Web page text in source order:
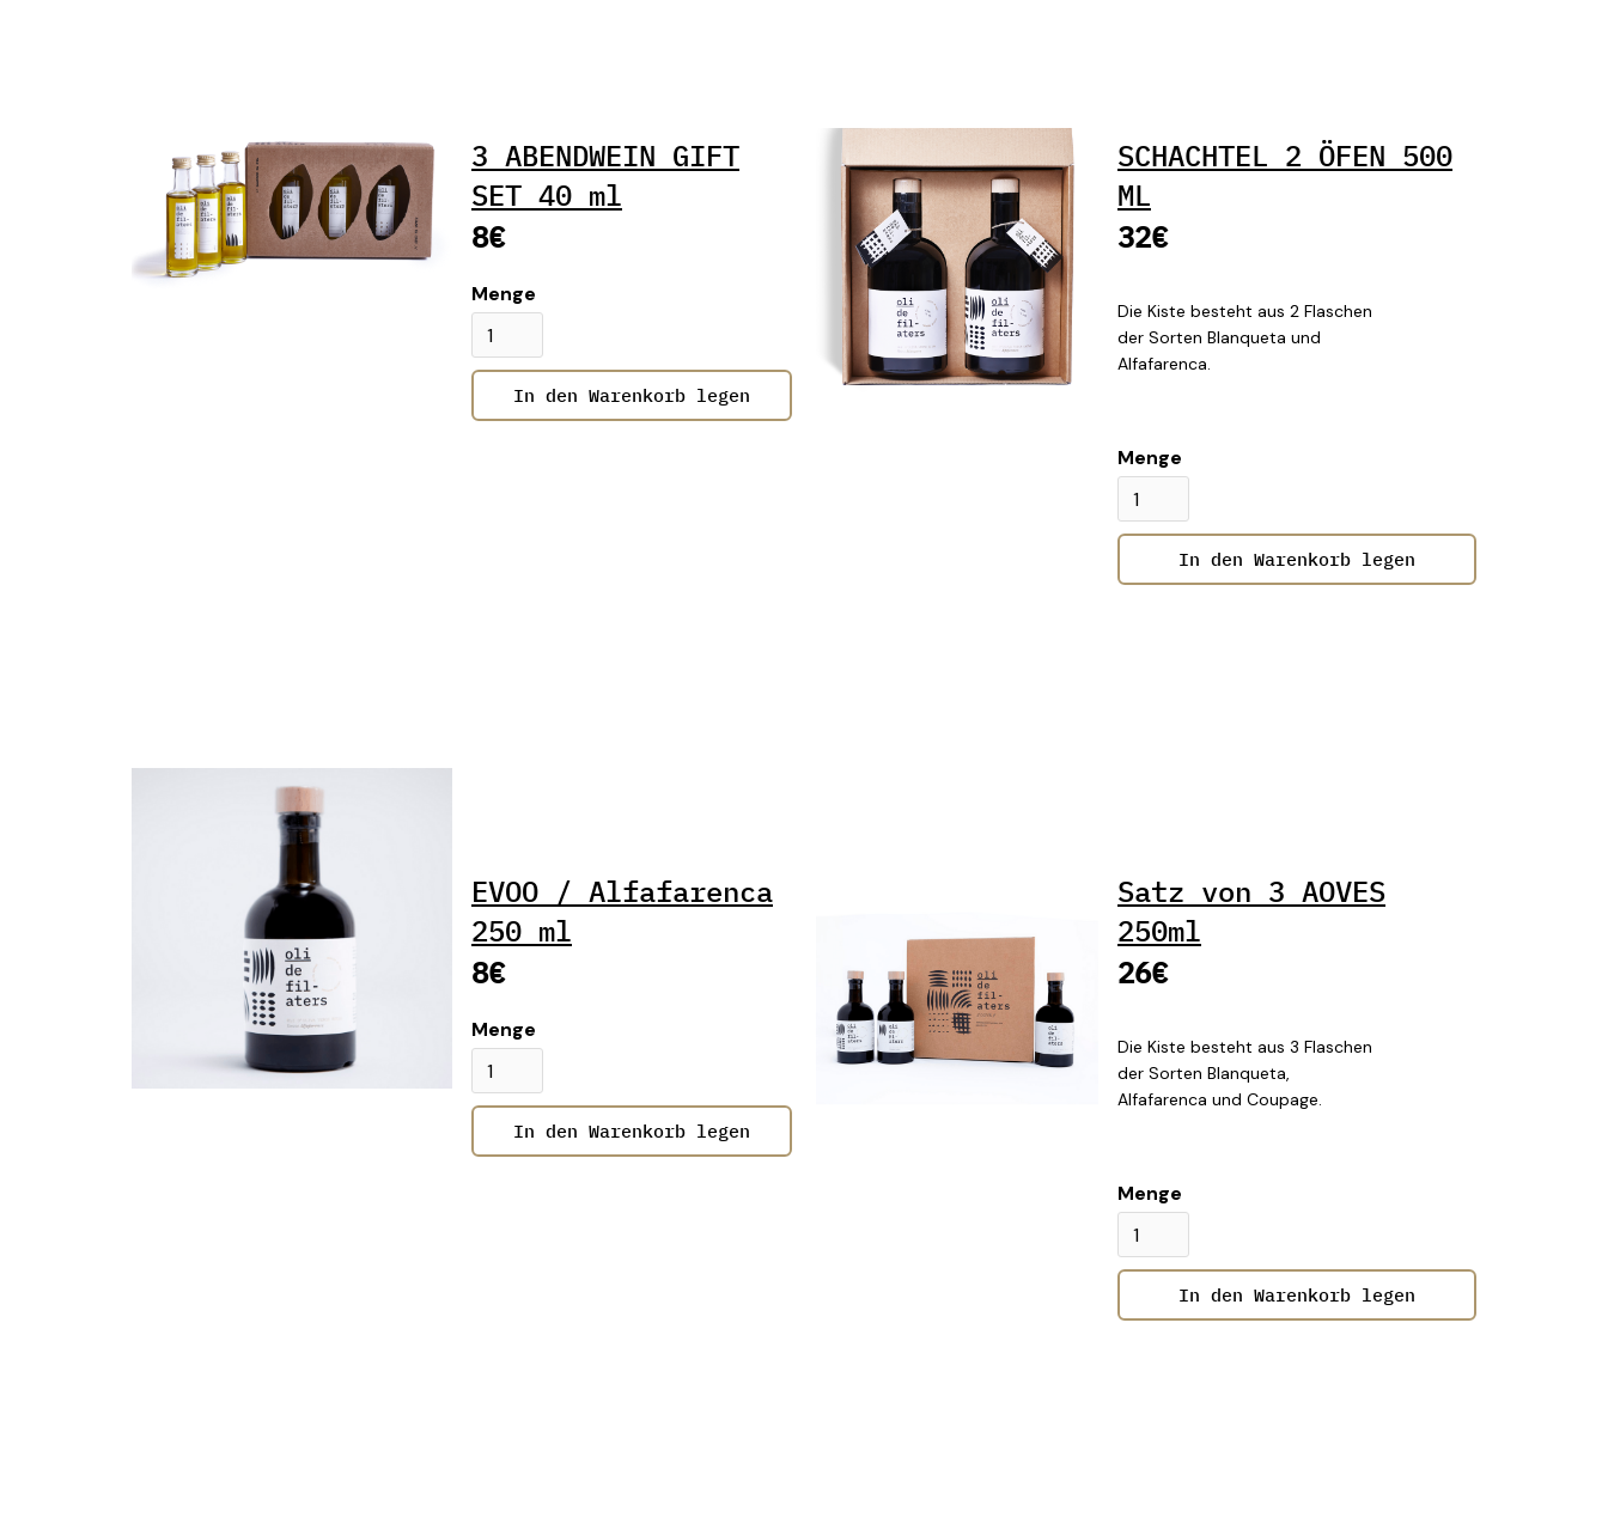
3 ABENDWEIN GIFT
SET 40 ml
8€
Menge
SCHACHTEL 2 ÖFEN 500
ML
32€
Die Kiste besteht aus 2 Flaschen
der Sorten Blanqueta und
Alfafarenca.
Menge
EVOO / Alfafarenca
250 ml
8€
Menge
Satz von 3 AOVES
250ml
26€
Die Kiste besteht aus 3 Flaschen
der Sorten Blanqueta,
Alfafarenca und Coupage.
Menge